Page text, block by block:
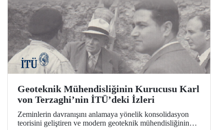
Geoteknik Mühendisliğinin Kurucusu Karl
von Terzaghi’nin İTÜ’deki İzleri
Zeminlerin davranışını anlamaya yönelik konsolidasyon
teorisini geliştiren ve modern geoteknik mühendisliğinin